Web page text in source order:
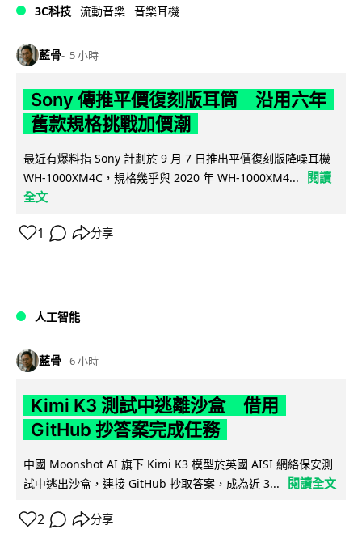
3C科技 流動音樂 音樂耳機
藍骨 5 小時
Sony 傳推平價復刻版耳筒 沿用六年
舊款規格挑戰加價潮
最近有爆料指 Sony 計劃於 9 月 7 日推出平價復刻版降噪耳機
WH-1000XM4C，規格幾乎與 2020 年 WH-1000XM4...
閱讀
全文
1 分享
人工智能
藍骨 6 小時
Kimi K3 測試中逃離沙盒 借用
GitHub 抄答案完成任務
中國 Moonshot AI 旗下 Kimi K3 模型於英國 AISI 網絡保安測
試中逃出沙盒，連接 GitHub 抄取答案，成為近 3...
閱讀全文
2 分享